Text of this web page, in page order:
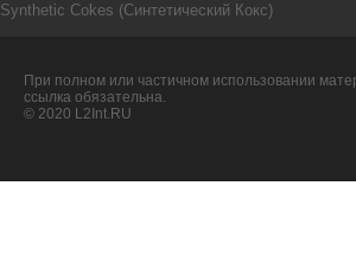
Synthetic Cokes (Синтетический Кокс)
При полном или частичном использовании
ссылка обязательна.
© 2020 L2Int.RU